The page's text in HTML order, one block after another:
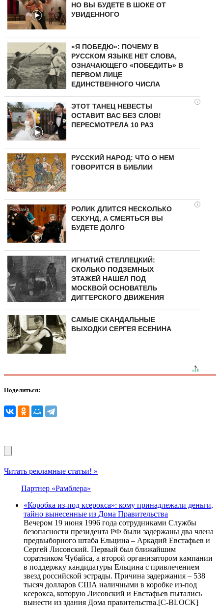
НО ВЫ БУДЕТЕ В ШОКЕ ОТ
УВИДЕННОГО
«Я ПОБЕДЮ»: ПОЧЕМУ В
РУССКОМ ЯЗЫКЕ НЕТ СЛОВА,
ОЗНАЧАЮЩЕГО «ПОБЕДИТЬ» В
ПЕРВОМ ЛИЦЕ
ЕДИНСТВЕННОГО ЧИСЛА
i
ЭТОТ ТАНЕЦ НЕВЕСТЫ
ОСТАВИТ ВАС БЕЗ СЛОВ!
ПЕРЕСМОТРЕЛА 10 РАЗ
РУССКИЙ НАРОД: ЧТО О НЕМ
ГОВОРИТСЯ В БИБЛИИ
i
РОЛИК ДЛИТСЯ НЕСКОЛЬКО
СЕКУНД, А СМЕЯТЬСЯ ВЫ
БУДЕТЕ ДОЛГО
ИГНАТИЙ СТЕЛЛЕЦКИЙ:
СКОЛЬКО ПОДЗЕМНЫХ
ЭТАЖЕЙ НАШЕЛ ПОД
МОСКВОЙ ОСНОВАТЕЛЬ
ДИГГЕРСКОГО ДВИЖЕНИЯ
САМЫЕ СКАНДАЛЬНЫЕ
ВЫХОДКИ СЕРГЕЯ ЕСЕНИНА
Поделиться:
Читать рекламные статьи! »
Партнер «Рамблера»
«Коробка из-под ксерокса»: кому принадлежали деньги,
тайно вынесенные из Дома Правительства
Вечером 19 июня 1996 года сотрудниками Службы
безопасности президента РФ были задержаны два члена
предвыборного штаба Ельцина – Аркадий Евстафьев и
Сергей Лисовский. Первый был ближайшим
соратником Чубайса, а второй организатором кампании
в поддержку кандидатуры Ельцина с привлечением
звезд российской эстрады. Причина задержания – 538
тысяч долларов США наличными в коробке из-под
ксерокса, которую Лисовский и Евстафьев пытались
вынести из здания Дома правительства.[С-BLOCK]